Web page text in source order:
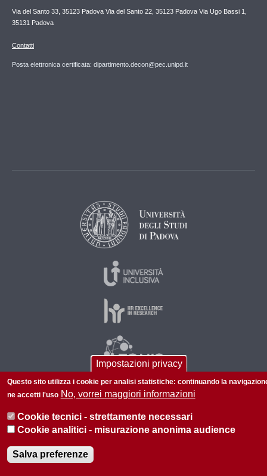
Via del Santo 33, 35123 Padova Via del Santo 22, 35123 Padova Via Ugo Bassi 1,
35131 Padova
Contatti
Posta elettronica certificata: dipartimento.decon@pec.unipd.it
P.I. 00742430283 C.F. 80006480281
Impostazioni privacy
Questo sito utilizza i cookie per analisi statistiche: continuando la
ne accetti l'uso No, vorrei maggiori informazioni
Cookie tecnici - strettamente necessari
Cookie analitici - misurazione anonima audience
Salva preferenze